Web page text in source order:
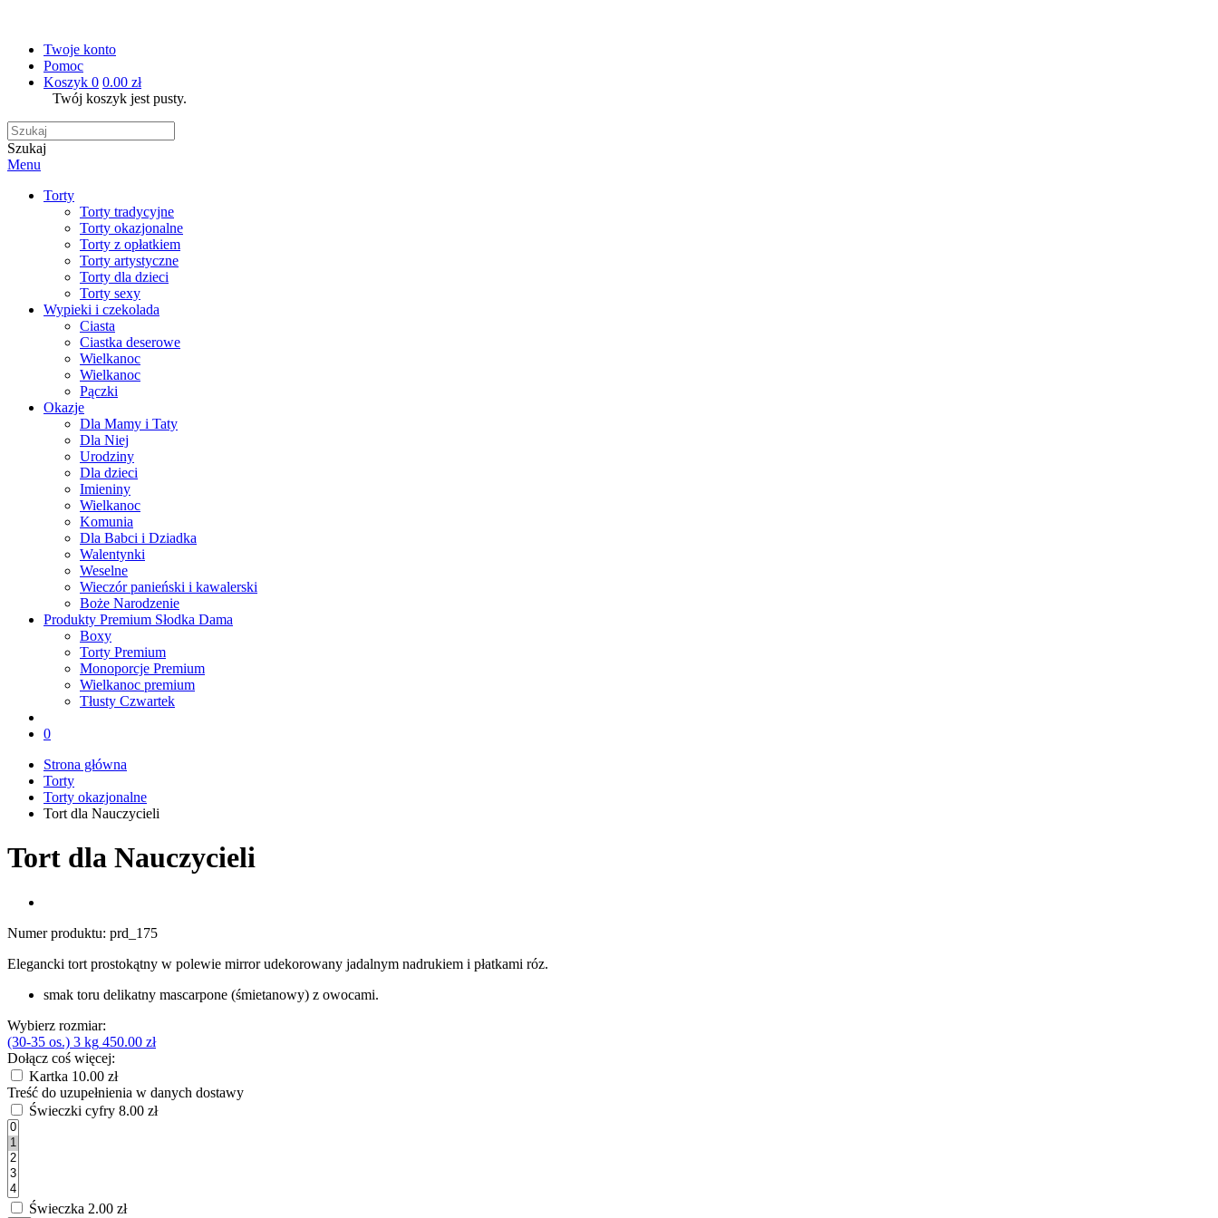
Twoje konto
Pomoc
Koszyk 0 0.00 zł
Twój koszyk jest pusty.
Szukaj
Menu
Torty
Torty tradycyjne
Torty okazjonalne
Torty z opłatkiem
Torty artystyczne
Torty dla dzieci
Torty sexy
Wypieki i czekolada
Ciasta
Ciastka deserowe
Wielkanoc
Wielkanoc
Pączki
Okazje
Dla Mamy i Taty
Dla Niej
Urodziny
Dla dzieci
Imieniny
Wielkanoc
Komunia
Dla Babci i Dziadka
Walentynki
Weselne
Wieczór panieński i kawalerski
Boże Narodzenie
Produkty Premium Słodka Dama
Boxy
Torty Premium
Monoporcje Premium
Wielkanoc premium
Tłusty Czwartek
0
Strona główna
Torty
Torty okazjonalne
Tort dla Nauczycieli
Tort dla Nauczycieli
Numer produktu: prd_175
Elegancki tort prostokątny w polewie mirror udekorowany jadalnym nadrukiem i płatkami róz.
smak toru delikatny mascarpone (śmietanowy) z owocami.
Wybierz rozmiar:
(30-35 os.) 3 kg 450.00 zł
Dołącz coś więcej:
Kartka 10.00 zł
Treść do uzupełnienia w danych dostawy
Świeczki cyfry 8.00 zł
Świeczka 2.00 zł